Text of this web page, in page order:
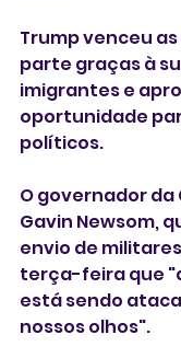
Trump venceu
parte graças à
imigrantes e
oportunidade
políticos.
O governador da
Gavin Newsom,
envio de
terça-feira que
está sendo
nossos olhos".